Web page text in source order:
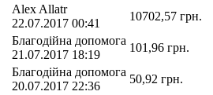
Alex Allatr
22.07.2017 00:41
10702,57 грн.
Благодійна допомога
21.07.2017 18:19
101,96 грн.
Благодійна допомога
20.07.2017 22:36
50,92 грн.